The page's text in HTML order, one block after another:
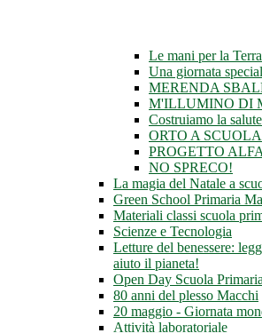
Le mani per la Terra
Una giornata
MERENDA
M'ILLUMINO DI
Costruiamo la
ORTO A SCUOLA
PROGETTO ALFA
NO SPRECO!
La magia del Natale a
Green School Primaria
Materiali classi scuola
Scienze e Tecnologia
Letture del benessere:
aiuto il pianeta!
Open Day Scuola
80 anni del plesso Macchi
20 maggio - Giornata
Attività laboratoriale